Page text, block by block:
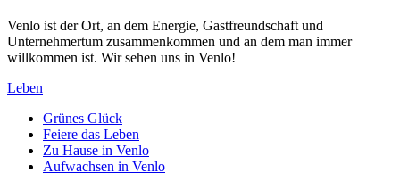
Venlo ist der Ort, an dem Energie, Gastfreundschaft und
Unternehmertum zusammenkommen und an dem man immer
willkommen ist. Wir sehen uns in Venlo!
Leben
Grünes Glück
Feiere das Leben
Zu Hause in Venlo
Aufwachsen in Venlo